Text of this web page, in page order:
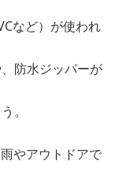
など）が使われ
防水ジッパーが
。
やアウトドアで